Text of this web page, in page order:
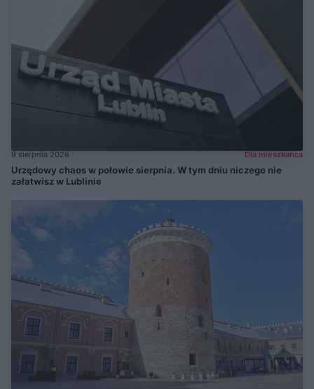
9 sierpnia 2026 Dla mieszkańca
Urzędowy chaos w połowie sierpnia. W tym dniu niczego nie
załatwisz w Lublinie